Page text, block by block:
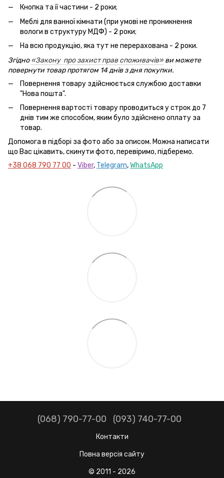
Кнопка та її частини - 2 роки;
Меблі для ванної кімнати (при умові не проникнення
вологи в структуру МДФ) - 2 роки;
На всю продукцію, яка тут не перерахована - 2 роки.
Згідно«Закону про захист прав споживачів» ви можете
повернути товар протягом 14 днів з дня покупки.
Повернення товару здійснюється службою доставки
"Нова пошта".
Повернення вартості товару проводиться у строк до 7
днів тим же способом, яким було здійснено оплату за
товар.
Допомога в підборі за фото або за описом. Можна написати
що Вас цікавить, скинути фото, перевіримо, підберемо.
+38 068 790 77 00 - Viber, Telegram,WhatsApp
(068) 790-77-00 (093) 740-77-00
Контакти
Повна версія сайту
© 2011 - 2026